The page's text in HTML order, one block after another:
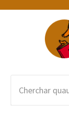
Skip
Skip
Skip